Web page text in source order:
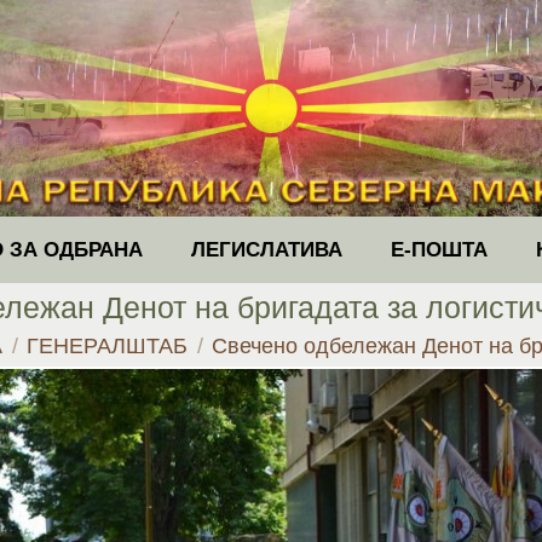
ЗА ОДБРАНА ЛЕГИСЛАТИВА Е-ПОШТА
Денот на бригадата за
ГЕНЕРАЛШТАБ Свечено одбележан Денот на